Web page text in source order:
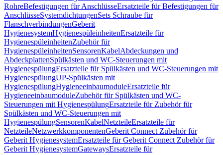
RohreBefestigungen für AnschlüsseErsatzteile für Befestigungen für
AnschlüsseSystemdichtungenSets Schraube für
FlanschverbindungenGeberit
HygienesystemHygienespüleinheitenErsatzteile für
HygienespüleinheitenZubehör für
HygienespüleinheitenSensorenKabelAbdeckungen und
AbdeckplattenSpülkästen und WC-Steuerungen mit
HygienespülungErsatzteile für Spülkästen und WC-Steuerungen mit
HygienespülungUP-Spülkästen mit
HygienespülungHygieneeinbaumoduleErsatzteile für
HygieneeinbaumoduleZubehör für Spülkästen und WC-
Steuerungen mit HygienespülungErsatzteile für Zubehör für
Spülkästen und WC-Steuerungen mit
HygienespülungSensorenKabelNetzteileErsatzteile für
NetzteileNetzwerkkomponentenGeberit Connect Zubehör für
Geberit HygienesystemErsatzteile für Geberit Connect Zubehör für
Geberit HygienesystemGatewaysErsatzteile für